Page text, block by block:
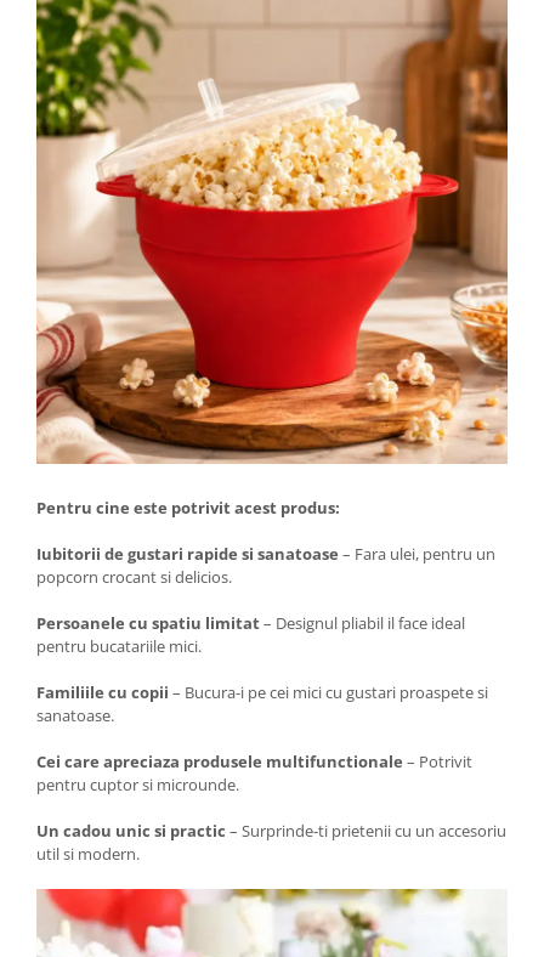
Pentru cine este potrivit acest produs:
Iubitorii de gustari rapide si sanatoase – Fara ulei, pentru un
popcorn crocant si delicios.
Persoanele cu spatiu limitat– Designul pliabil il face ideal
pentru bucatariile mici.
Familiile cu copii – Bucura-i pe cei mici cu gustari proaspete si
sanatoase.
Cei care apreciaza produsele multifunctionale – Potrivit
pentru cuptor si microunde.
Un cadou unic si practic – Surprinde-ti prietenii cu un accesoriu
util si modern.